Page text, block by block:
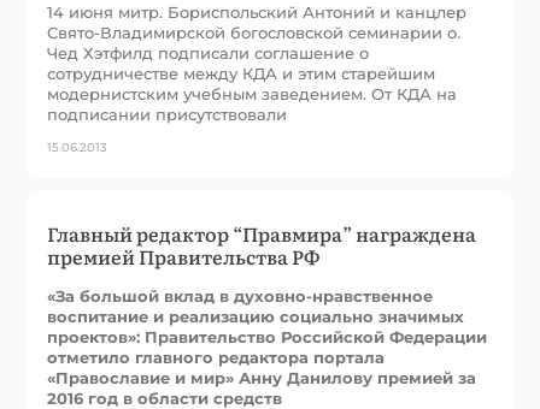
14 июня митр. Бориспольский Антоний и канцлер
Свято-Владимирской богословской семинарии о.
Чед Хэтфилд подписали соглашение о
сотрудничестве между КДА и этим старейшим
модернистским учебным заведением. От КДА на
подписании присутствовали
15.06.2013
Главный редактор “Правмира” награждена
премией Правительства РФ
«За большой вклад в духовно-нравственное
воспитание и реализацию социально значимых
проектов»: Правительство Российской Федерации
отметило главного редактора портала
«Православие и мир» Анну Данилову премией за
2016 год в области средств